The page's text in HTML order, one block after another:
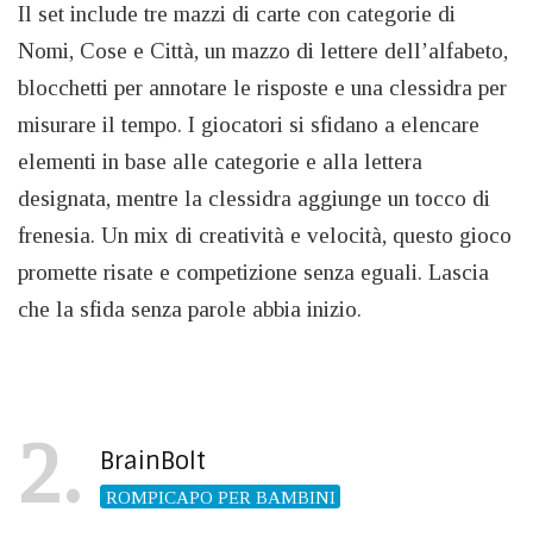
Il set include tre mazzi di carte con categorie di
Nomi, Cose e Città, un mazzo di lettere dell’alfabeto,
blocchetti per annotare le risposte e una clessidra per
misurare il tempo. I giocatori si sfidano a elencare
elementi in base alle categorie e alla lettera
designata, mentre la clessidra aggiunge un tocco di
frenesia. Un mix di creatività e velocità, questo gioco
promette risate e competizione senza eguali. Lascia
che la sfida senza parole abbia inizio.
2 BrainBolt
ROMPICAPO PER BAMBINI